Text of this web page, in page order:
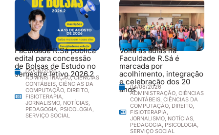
Faculdade R.Sá publica
edital para concessão
de Bolsas de Estudo no
semestre letivo 2026.2
05/08/2026
ADMINISTRAÇÃO,CIÊNCIAS
CONTÁBEIS, CIÊNCIAS DA
COMPUTAÇÃO, DIREITO,
FISIOTERAPIA,
JORNALISMO, NOTÍCIAS,
PEDAGOGIA, PSICOLOGIA,
SERVIÇO SOCIAL
Volta às aulas na
Faculdade R.Sá é
marcada por
acolhimento, integração
e celebração dos 20
anos04/08/2026
ADMINISTRAÇÃO, CIÊNCIAS
CONTÁBEIS, CIÊNCIAS DA
COMPUTAÇÃO, DIREITO,
FISIOTERAPIA,
JORNALISMO, NOTÍCIAS,
PEDAGOGIA, PSICOLOGIA,
SERVIÇO SOCIAL